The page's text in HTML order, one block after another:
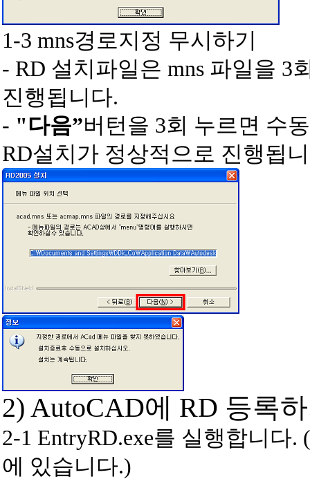
1-3 mns경로지정 무시하기
- RD 설치파일은 mns 파일을 3
진행됩니다.
- "다음”버턴을 3회 누르면 수
RD설치가 정상적으로 진행됩
2) AutoCAD에 RD 등록
2-1 EntryRD.exe를 실행합니다.
에 있습니다.)